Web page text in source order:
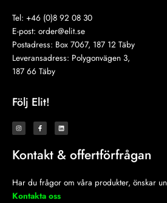
Tel: +46 (0)8 92 08 30
E-post: order@elit.se
Postadress: Box 7067, 187 12 Täby
Leveransadress: Polygonvägen 3,
187 66 Täby
Följ Elit!
I
n
s
a
g
r
F
a
c
o
o
f
L
i
n
e
d
i
Kontakt & offertförfrågan
Har du frågor om våra produkter, önskar
Kontakta oss